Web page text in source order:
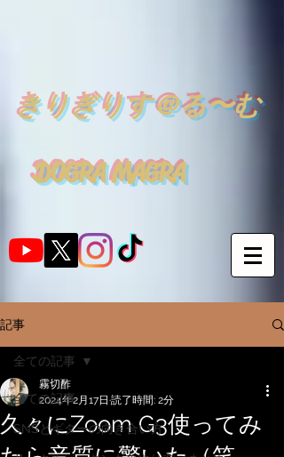
きりぎりす＠る〜む
DOGRA MAGRA
記事
全ての記事
SNSとギターの向き合い方
全ての記事
久々にZoom G3使ってみ
霧切酢
2024年2月17日 読了時間: 2分